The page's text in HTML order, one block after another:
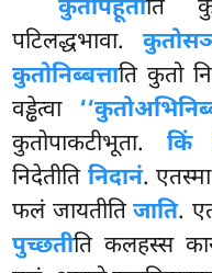
कुतोपहूताति
पटिलद्धभावा.
कुतोनिब्बत्ताति कुतो
वड्ढेत्वा
कुतोपाकटीभूता. किं
निदेतीति निदानं.
फलं जायतीतिजाति.
पुच्छतीति कलहस्स